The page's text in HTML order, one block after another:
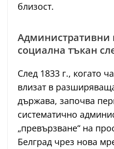
близост.
Административни
социална тъкан
След 1833 г., когато
влизат в
държава, започва
систематично
„превързване“ на
Белград чрез нова